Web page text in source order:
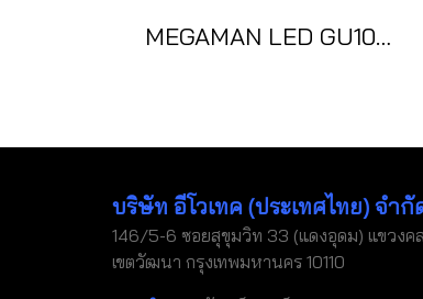
MEGAMAN LED GU10 6.7W DIM
บริษัท อีโวเทค (ประเทศไทย) จำกั
146/5-6 ซอยสุขุมวิท 33 (แดงอุดม) แขวงค
เขตวัฒนา กรุงเทพมหานคร 10110